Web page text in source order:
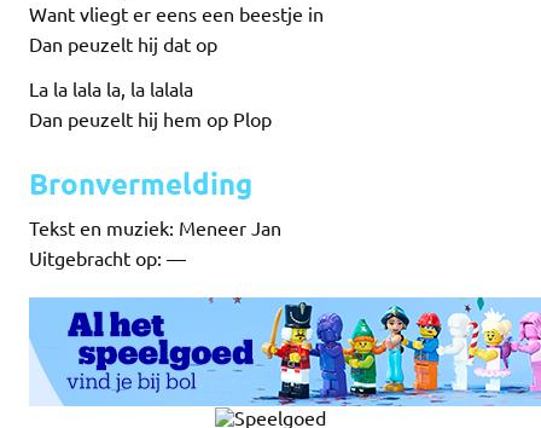
Want vliegt er eens een beestje in
Dan peuzelt hij dat op
La la lala la, la lalala
Dan peuzelt hij hem op Plop
Bronvermelding
Tekst en muziek: Meneer Jan
Uitgebracht op: —